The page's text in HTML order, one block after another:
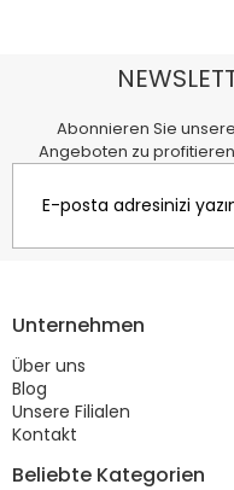
Abonnieren Sie
Angeboten zu
Unternehmen
Über uns
Blog
Unsere Filialen
Kontakt
Beliebte Kategorien